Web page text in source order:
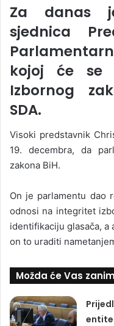
Za danas
sjednica
kojoj će se
Izbornog
SDA.
Visoki predstavnik
19. decembra, da
zakona BiH.
On je parlamentu dao
odnosi na integritet
identifikaciju glasača, a
on to uraditi
Možda će Vas